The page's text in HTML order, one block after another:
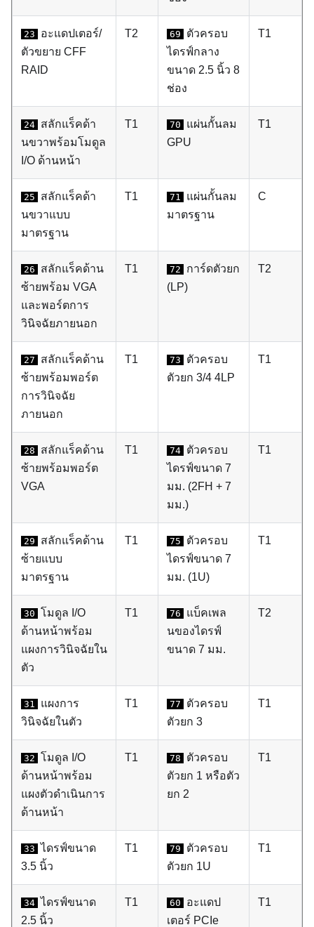
23
อะแดปเตอร์/
ตัวขยาย CFF
RAID
T2 69
ตัวครอบ
ไดรฟ์กลาง
ขนาด 2.5 นิ้ว 8
ช่อง
T1
24 สลักแร็คด้า
นขวาพร้อมโมดูล
I/O ด้านหน้า
T1 70
แผ่นกั้นลม
GPU
T1
25
สลักแร็คด้า
นขวาแบบ
มาตรฐาน
T1 71
แผ่นกั้นลม
มาตรฐาน
C
26
สลักแร็คด้าน
ซ้ายพร้อม VGA
และพอร์ตการ
วินิจฉัยภายนอก
T1 72
การ์ดตัวยก
(LP)
T2
27
สลักแร็คด้าน
ซ้ายพร้อมพอร์ต
การวินิจฉัย
ภายนอก
T1 73
ตัวครอบ
ตัวยก 3/4 4LP
T1
28
สลักแร็คด้าน
ซ้ายพร้อมพอร์ต
VGA
T1 74 ตัวครอบ
ไดรฟ์ขนาด 7
มม. (2FH + 7
มม.)
T1
29
สลักแร็คด้าน
ซ้ายแบบ
มาตรฐาน
T1 75
ตัวครอบ
ไดรฟ์ขนาด 7
มม. (1U)
T1
30 โมดูล I/O
ด้านหน้าพร้อม
แผงการวินิจฉัยใน
ตัว
T1 76
แบ็คเพล
นของไดรฟ์
ขนาด 7 มม.
T2
31
แผงการ
วินิจฉัยในตัว
T1 77
ตัวครอบ
ตัวยก 3
T1
32 โมดูล I/O
ด้านหน้าพร้อม
แผงตัวดำเนินการ
ด้านหน้า
T1 78
ตัวครอบ
ตัวยก 1 หรือตัว
ยก 2
T1
33 ไดรฟ์ขนาด
3.5 นิ้ว
T1 79
ตัวครอบ
ตัวยก 1U
T1
34 ไดรฟ์ขนาด
2.5 นิ้ว
T1 60
อะแดป
เตอร์ PCIe
T1